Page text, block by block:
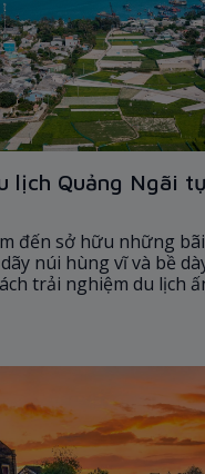
lịch Quảng Ngãi
đến sở hữu những
núi hùng vĩ và bề
trải nghiệm du lịch